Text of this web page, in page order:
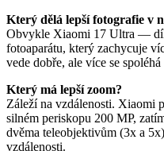
Který dělá lepší fotografie v
Obvykle Xiaomi 17 Ultra —
fotoaparátu, který zachycuje
vede dobře, ale více se
Který má lepší zoom?
Záleží na vzdálenosti. Xiaomi
silném periskopu 200 MP,
dvěma teleobjektivům (3x a
vzdálenosti.